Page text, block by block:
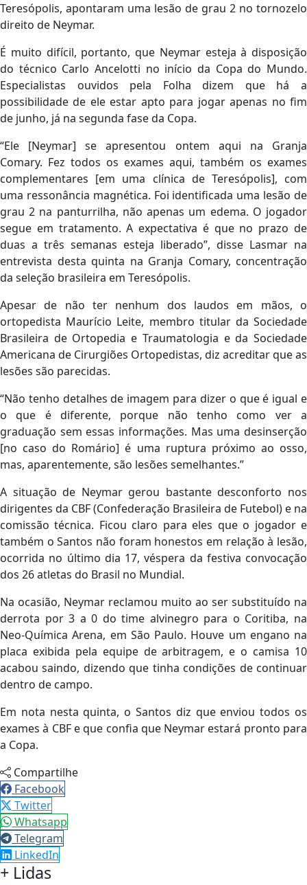
Teresópolis, apontaram uma lesão de grau 2 no tornozelo
direito de Neymar.
É muito difícil, portanto, que Neymar esteja à disposição
do técnico Carlo Ancelotti no início da Copa do Mundo.
Especialistas ouvidos pela Folha dizem que há a
possibilidade de ele estar apto para jogar apenas no fim
de junho, já na segunda fase da Copa.
“Ele [Neymar] se apresentou ontem aqui na Granja
Comary. Fez todos os exames aqui, também os exames
complementares [em uma clínica de Teresópolis], com
uma ressonância magnética. Foi identificada uma lesão de
grau 2 na panturrilha, não apenas um edema. O jogador
segue em tratamento. A expectativa é que no prazo de
duas a três semanas esteja liberado”, disse Lasmar na
entrevista desta quinta na Granja Comary, concentração
da seleção brasileira em Teresópolis.
Apesar de não ter nenhum dos laudos em mãos, o
ortopedista Maurício Leite, membro titular da Sociedade
Brasileira de Ortopedia e Traumatologia e da Sociedade
Americana de Cirurgiões Ortopedistas, diz acreditar que as
lesões são parecidas.
“Não tenho detalhes de imagem para dizer o que é igual e
o que é diferente, porque não tenho como ver a
graduação sem essas informações. Mas uma desinserção
[no caso do Romário] é uma ruptura próximo ao osso,
mas, aparentemente, são lesões semelhantes.”
A situação de Neymar gerou bastante desconforto nos
dirigentes da CBF (Confederação Brasileira de Futebol) e na
comissão técnica. Ficou claro para eles que o jogador e
também o Santos não foram honestos em relação à lesão,
ocorrida no último dia 17, véspera da festiva convocação
dos 26 atletas do Brasil no Mundial.
Na ocasião, Neymar reclamou muito ao ser substituído na
derrota por 3 a 0 do time alvinegro para o Coritiba, na
Neo-Química Arena, em São Paulo. Houve um engano na
placa exibida pela equipe de arbitragem, e o camisa 10
acabou saindo, dizendo que tinha condições de continuar
dentro de campo.
Em nota nesta quinta, o Santos diz que enviou todos os
exames à CBF e que confia que Neymar estará pronto para
a Copa.
Compartilhe
Facebook
Twitter
Whatsapp
Telegram
LinkedIn
+ Lidas